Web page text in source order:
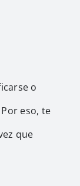
o
eso, te
que